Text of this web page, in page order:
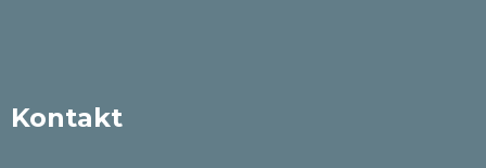
Kontakt